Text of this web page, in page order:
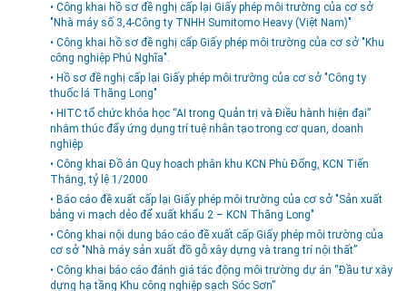
Văn bản khác
• Công khai hồ sơ đề nghị cấp lại Giấy phép môi trường của cơ sở
"Nhà máy số 3,4-Công ty TNHH Sumitomo Heavy (Việt Nam)"
• Công khai hồ sơ đề nghị cấp Giấy phép môi trường của cơ sở "Khu
công nghiệp Phú Nghĩa".
• Hồ sơ đề nghị cấp lại Giấy phép môi trường của cơ sở "Công ty
thuốc lá Thăng Long"
• HITC tổ chức khóa học “AI trong Quản trị và Điều hành hiện đại”
nhằm thúc đẩy ứng dụng trí tuệ nhân tạo trong cơ quan, doanh
nghiệp
• Công khai Đồ án Quy hoạch phân khu KCN Phù Đổng, KCN Tiến
Thắng, tỷ lệ 1/2000
• Báo cáo đề xuất cấp lại Giấy phép môi trường của cơ sở "Sản xuất
bảng vi mạch dẻo để xuất khẩu 2 – KCN Thăng Long"
• Công khai nội dung báo cáo đề xuất cấp Giấy phép môi trường của
cơ sở "Nhà máy sản xuất đồ gỗ xây dựng và trang trí nội thất”
• Công khai báo cáo đánh giá tác động môi trường dự án “Đầu tư xây
dựng hạ tầng Khu công nghiệp sạch Sóc Sơn”